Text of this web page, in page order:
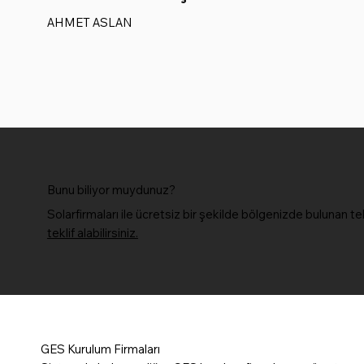
AHMET ASLAN
Bunu biliyor muydunuz?
Solarfirmaları ile ücretsiz bir şekilde bölgenizde bulunan
teklif alabilirsiniz.
GES Kurulum Firmaları